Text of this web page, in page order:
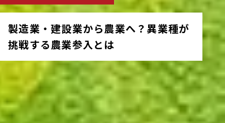
製造業・建設業から農業へ？異業種が
挑戦する農業参入とは